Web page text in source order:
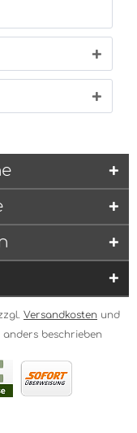
Versandkosten und
beschrieben